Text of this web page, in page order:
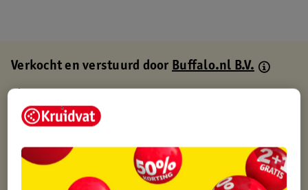
Verkocht en verstuurd doorBuffalo.nl B.V.
Gratis thuisbezorgd
Gratis retourneren via verkooppartner.
Gratis punten met je Kruidvat kaart